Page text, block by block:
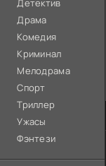
Детектив
Драма
Комедия
Криминал
Мелодрама
Спорт
Триллер
Ужасы
Фэнтези